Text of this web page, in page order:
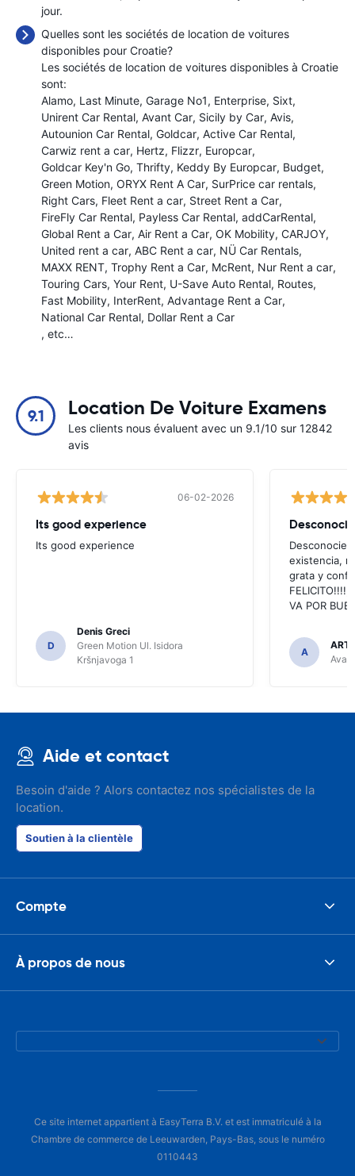
jour.
Quelles sont les sociétés de location de voitures
disponibles pour Croatie?
Les sociétés de location de voitures disponibles à Croatie
sont:
Alamo Last Minute Garage No1 Enterprise Sixt
Unirent Car Rental Avant Car Sicily by Car Avis
Autounion Car Rental Goldcar Active Car Rental
Carwiz rent a car Hertz Flizzr Europcar
Goldcar Key'n Go Thrifty Keddy By Europcar Budget
Green Motion ORYX Rent A Car SurPrice car rentals
Right Cars Fleet Rent a car Street Rent a Car
FireFly Car Rental Payless Car Rental addCarRental
Global Rent a Car Air Rent a Car OK Mobility CARJOY
United rent a car ABC Rent a car NÜ Car Rentals
MAXX RENT Trophy Rent a Car McRent Nur Rent a car
Touring Cars Your Rent U-Save Auto Rental Routes
Fast Mobility InterRent Advantage Rent a Car
National Car Rental Dollar Rent a Car
, etc…
9.1 Location De Voiture Examens
Les clients nous évaluent avec un 9.1/10 sur 12842
avis
06-02-2026
Its good experience
Its good experience
D
Denis Greci
Green Motion Ul. Isidora
Kršnjavoga 1
existencia,
grata y
FELICITO!!!!,
VA POR
A
Aide et contact
Besoin d'aide ? Alors contactez nos spécialistes de la
location.
Soutien à la clientèle
Compte
À propos de nous
Ce site internet appartient à EasyTerra B.V. et est immatriculé à la
Chambre de commerce de Leeuwarden, Pays-Bas, sous le numéro
0110443